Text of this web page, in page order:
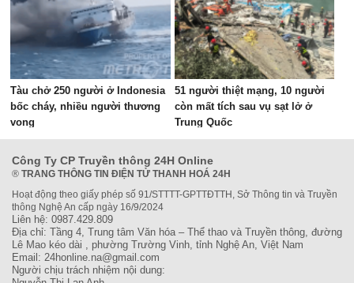
Tàu chở 250 người ở Indonesia
bốc cháy, nhiều người thương
vong
51 người thiệt mạng, 10 người
còn mất tích sau vụ sạt lở ở
Trung Quốc
Công Ty CP Truyền thông 24H Online
® TRANG THÔNG TIN ĐIỆN TỬ THANH HOÁ 24H
Hoạt động theo giấy phép số 91/STTTT-GPTTĐTTH, Sở Thông tin và Truyền
thông Nghệ An cấp ngày 16/9/2024
Liên hệ: 0987.429.809
Địa chỉ: Tầng 4, Trung tâm Văn hóa – Thể thao và Truyền thông, đường
Lê Mao kéo dài , phường Trường Vinh, tỉnh Nghệ An, Việt Nam
Email: 24honline.na@gmail.com
Người chịu trách nhiệm nội dung: